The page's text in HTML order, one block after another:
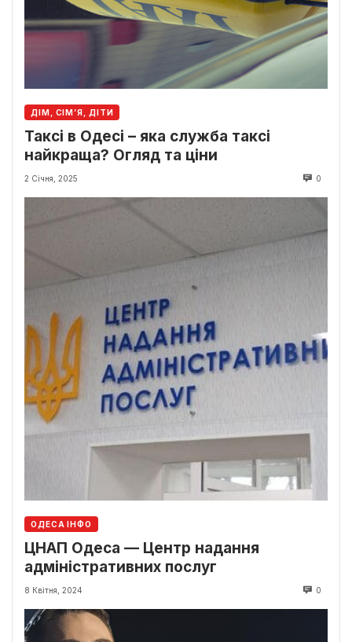
ДІМ, СІМ’Я, ДІТИ
Таксі в Одесі – яка служба таксі
найкраща? Огляд та ціни
2 Січня, 2025 0
ОДЕСА ІНФО
ЦНАП Одеса — Центр надання
адміністративних послуг
8 Квітня, 2024 0